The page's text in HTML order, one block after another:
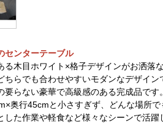
センターテーブル
る木目ホワイト×格子デザインがお洒落
ちらでも合わせやすいモダンなデザイン
要らない豪華で高級感のある完成品です。
奥行45cmと小さすぎず、どんな場所で
した作業や軽食など様々なシーンで活躍